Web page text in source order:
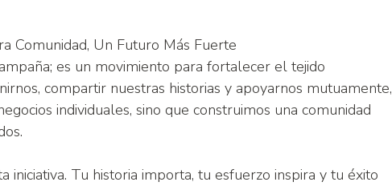
Comunidad, Un Futuro Más Fuerte
es un movimiento para fortalecer el tejido
compartir nuestras historias y apoyarnos mutuamente,
individuales, sino que construimos una comunidad
iniciativa. Tu historia importa, tu esfuerzo inspira y tu éxito